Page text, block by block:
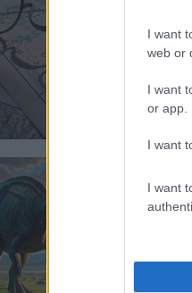
I want
web or
I want
or app.
I want
I want